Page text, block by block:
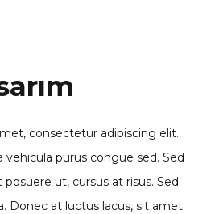
consectetur adipiscing elit.
vehicula purus congue sed. Sed
ut, cursus at risus. Sed
Donec at luctus lacus, sit amet